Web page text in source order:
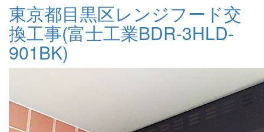
東京都目黒区レンジフード交
換工事(富士工業BDR-3HLD-
901BK)